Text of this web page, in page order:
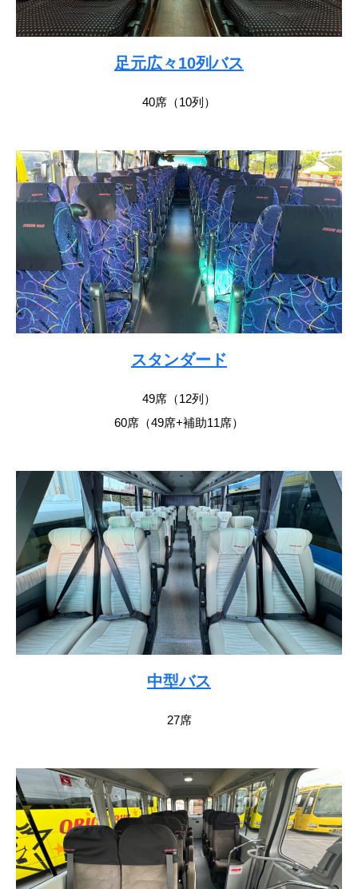
足元広々10列バス
40席（10列）
スタンダード
49席（12列）
60席（49席+補助11席）
中型バス
27席